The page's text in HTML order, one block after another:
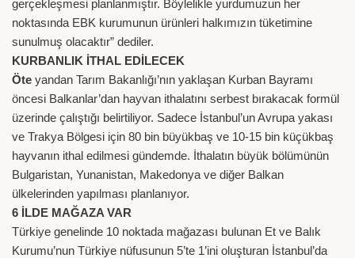
gerçekleşmesi planlanmıştır. Böylelikle yurdumuzun her
noktasında EBK kurumunun ürünleri halkımızın tüketimine
sunulmuş olacaktır” dediler.
KURBANLIK İTHAL EDİLECEK
Öte yandan Tarım Bakanlığı’nın yaklaşan Kurban Bayramı
öncesi Balkanlar’dan hayvan ithalatını serbest bırakacak formül
üzerinde çalıştığı belirtiliyor. Sadece İstanbul’un Avrupa yakası
ve Trakya Bölgesi için 80 bin büyükbaş ve 10-15 bin küçükbaş
hayvanın ithal edilmesi gündemde. İthalatın büyük bölümünün
Bulgaristan, Yunanistan, Makedonya ve diğer Balkan
ülkelerinden yapılması planlanıyor.
6 İLDE MAĞAZA VAR
Türkiye genelinde 10 noktada mağazası bulunan Et ve Balık
Kurumu’nun Türkiye nüfusunun 5’te 1’ini oluşturan İstanbul’da